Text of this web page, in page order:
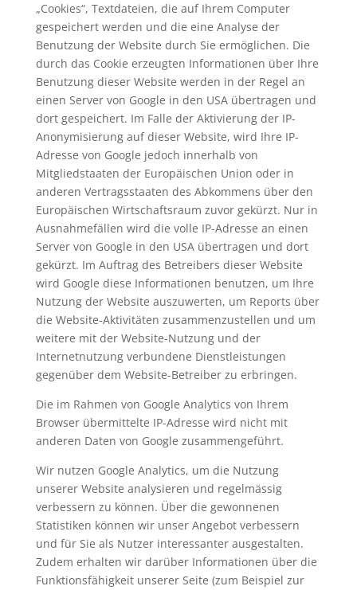
„Cookies“, Textdateien, die auf Ihrem Computer
gespeichert werden und die eine Analyse der
Benutzung der Website durch Sie ermöglichen. Die
durch das Cookie erzeugten Informationen über Ihre
Benutzung dieser Website werden in der Regel an
einen Server von Google in den USA übertragen und
dort gespeichert. Im Falle der Aktivierung der IP-
Anonymisierung auf dieser Website, wird Ihre IP-
Adresse von Google jedoch innerhalb von
Mitgliedstaaten der Europäischen Union oder in
anderen Vertragsstaaten des Abkommens über den
Europäischen Wirtschaftsraum zuvor gekürzt. Nur in
Ausnahmefällen wird die volle IP-Adresse an einen
Server von Google in den USA übertragen und dort
gekürzt. Im Auftrag des Betreibers dieser Website
wird Google diese Informationen benutzen, um Ihre
Nutzung der Website auszuwerten, um Reports über
die Website-Aktivitäten zusammenzustellen und um
weitere mit der Website-Nutzung und der
Internetnutzung verbundene Dienstleistungen
gegenüber dem Website-Betreiber zu erbringen.
Die im Rahmen von Google Analytics von Ihrem
Browser übermittelte IP-Adresse wird nicht mit
anderen Daten von Google zusammengeführt.
Wir nutzen Google Analytics, um die Nutzung
unserer Website analysieren und regelmässig
verbessern zu können. Über die gewonnenen
Statistiken können wir unser Angebot verbessern
und für Sie als Nutzer interessanter ausgestalten.
Zudem erhalten wir darüber Informationen über die
Funktionsfähigkeit unserer Seite (zum Beispiel zur